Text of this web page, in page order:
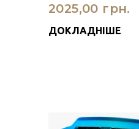
2025,00 грн.
ДОКЛАДНІШЕ